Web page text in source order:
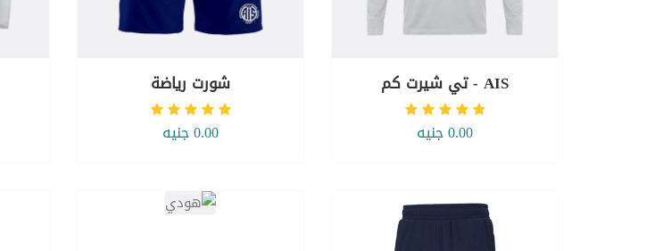
AIS - تي شيرت كم
0.00 جنيه
شورت رياضة
0.00 جنيه